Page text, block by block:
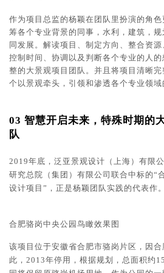
作为项目总监的杨颖在团队里扮演的角
筹各个专业背景的同事，水利，建筑，
同发展。解读项目、制定方向、整合资源
控制时间、协调以及判断各个专业的人
整的大景观项目团队。并且将项目清晰
个以景观牵头，引领和渗透各个专业领域
03 智慧开启未来，特殊时期的
队
2019年底，泛亚景观设计（上海）有限
研究总院（集团）有限公司联合中标的“
设计项目”，正是杨颖团队实践的代表作。
合肥骆岗中央公园鸟瞰效果图
该项目位于安徽省合肥市骆岗片区，因
此，2013年停用，根据规划，总面积约